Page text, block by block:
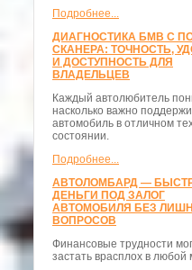
Подробнее...
ДИАГНОСТИКА БМВ С
СКАНЕРА: ТОЧНОСТЬ,
И ДОСТУПНОСТЬ ДЛЯ
ВЛАДЕЛЬЦЕВ
Каждый автолюбитель
насколько важно
автомобиль в отличном
состоянии.
Подробнее...
АВТОЛОМБАРД —
ДЕНЬГИ ПОД ЗАЛОГ
АВТОМОБИЛЯ БЕЗ
ВОПРОСОВ
Финансовые трудности
застать врасплох в любой